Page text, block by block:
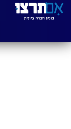
לתוכן